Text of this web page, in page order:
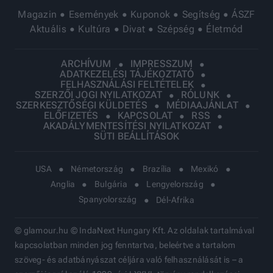
Magazin Események Kuponok Segítség
ÁSZF
Aktuális
Kultúra Divat Szépség Életmód
ARCHÍVUM
IMPRESSZUM
ADATKEZELÉSI TÁJÉKOZTATÓ
FELHASZNÁLÁSI FELTÉTELEK
SZERZŐI JOGI NYILATKOZAT
RÓLUNK
SZERKESZTŐSÉGI KÜLDETÉS
MÉDIAAJÁNLAT
ELŐFIZETÉS
KAPCSOLAT
RSS
AKADÁLYMENTESÍTÉSI NYILATKOZAT
SÜTI BEÁLLÍTÁSOK
USA Németország Brazília
Mexikó
Anglia
Bulgária
Lengyelország
Spanyolország
Dél-Afrika
© glamour.hu © IndaNext Hungary Kft. Az oldalak tartalmával
kapcsolatban minden jog fenntartva, beleértve a tartalom
szöveg- és adatbányászat céljára való felhasználását is – a